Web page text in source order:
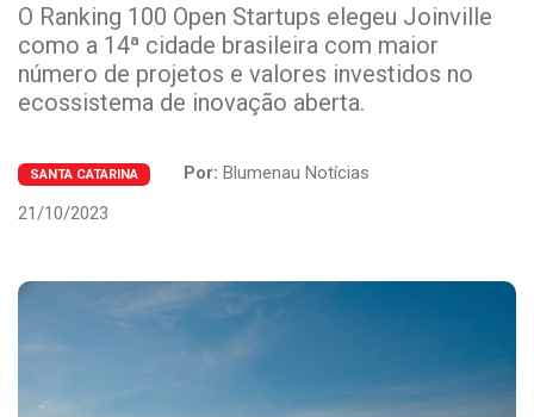
O Ranking 100 Open Startups elegeu Joinville
como a 14ª cidade brasileira com maior
número de projetos e valores investidos no
ecossistema de inovação aberta.
SANTA CATARINA Por: Blumenau Notícias
21/10/2023